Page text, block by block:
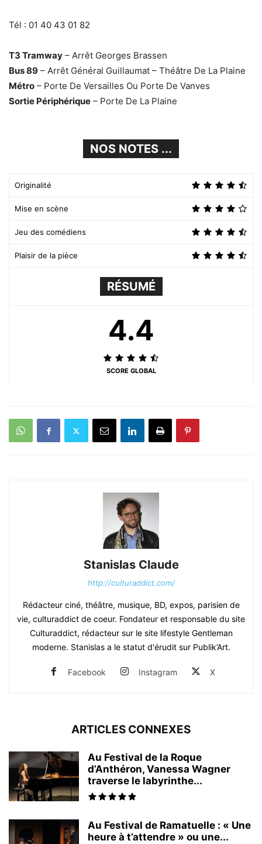
Tél : 01 40 43 01 82
T3 Tramway – Arrêt Georges Brassen
Bus 89 – Arrêt Général Guillaumat – Théâtre De La Plaine
Métro – Porte De Versailles Ou Porte De Vanves
Sortie Périphérique – Porte De La Plaine
NOS NOTES ...
Originalité
Mise en scène
Jeu des comédiens
Plaisir de la pièce
RÉSUMÉ
4.4
SCORE GLOBAL
Stanislas Claude
http://culturaddict.com/
Rédacteur ciné, théâtre, musique, BD, expos, parisien de
vie, culturaddict de coeur. Fondateur et responsable du site
Culturaddict, rédacteur sur le site lifestyle Gentleman
moderne. Stanislas a le statut d'érudit sur Publik’Art.
Facebook Instagram X
ARTICLES CONNEXES
Au Festival de la Roque
d’Anthéron, Vanessa Wagner
traverse le labyrinthe...
Au Festival de Ramatuelle : « Une
heure à t’attendre » ou une...